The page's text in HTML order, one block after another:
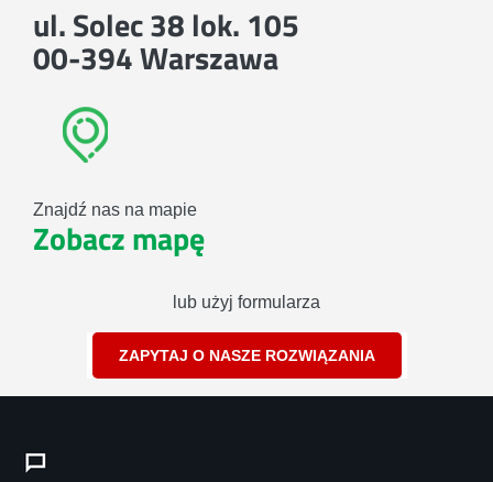
ul. Solec 38 lok. 105
00-394 Warszawa
Znajdź nas na mapie
Zobacz mapę
lub użyj formularza
ZAPYTAJ O NASZE ROZWIĄZANIA